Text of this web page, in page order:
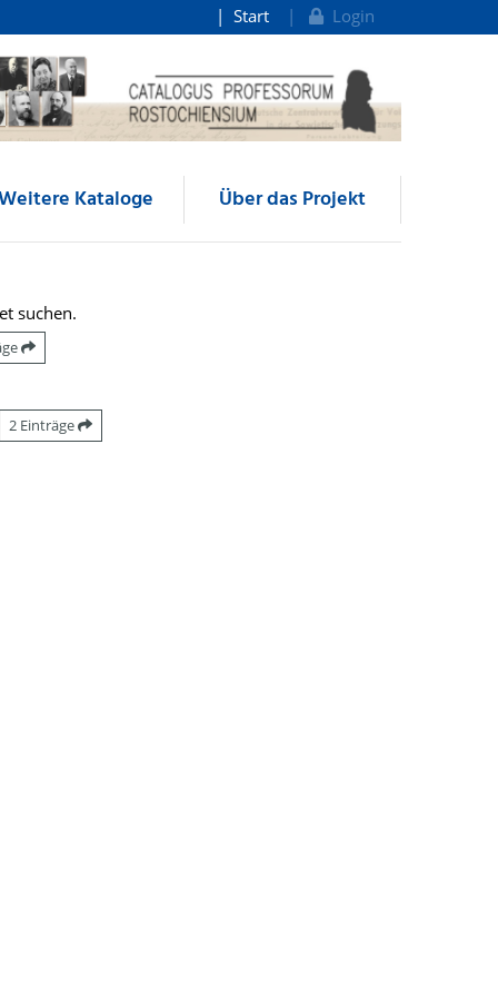
Start Login
Kataloge Über das Projekt
suchen.
2 Einträge